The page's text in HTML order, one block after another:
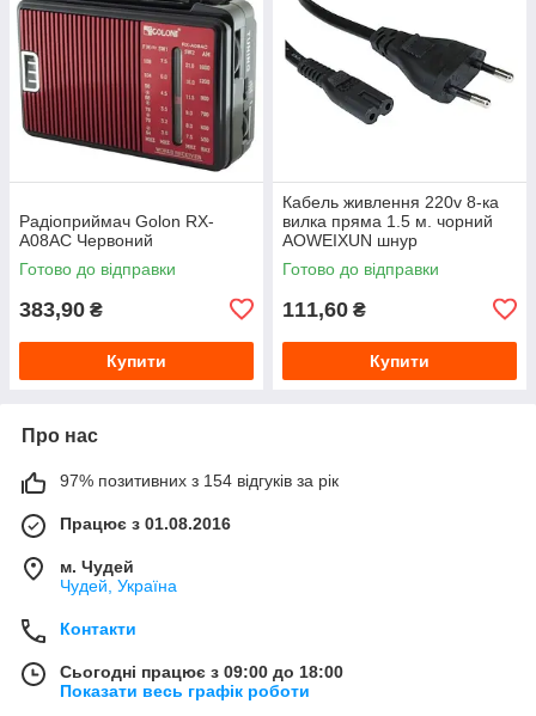
Радіоприймач Golon RX-
A08AC Червоний
Готово до відправки
383,90 ₴
Купити
Кабель живлення 220v 8-ка
вилка пряма 1.5 м. чорний
AOWEIXUN шнур
Готово до відправки
111,60 ₴
Купити
Про нас
97% позитивних з 154 відгуків за рік
Працює з 01.08.2016
м. Чудей
Чудей, Україна
Контакти
Сьогодні працює з 09:00 до 18:00
Показати весь графік роботи